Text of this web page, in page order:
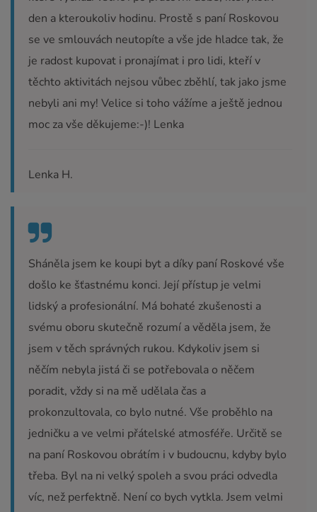
den a kteroukoliv hodinu. Prostě s paní Roskovou
se ve smlouvách neutopíte a vše jde hladce tak, že
je radost kupovat i pronajímat i pro lidi, kteří v
těchto aktivitách nejsou vůbec zběhlí, tak jako jsme
nebyli ani my! Velice si toho vážíme a ještě jednou
moc za vše děkujeme:-)! Lenka
Lenka H.
Sháněla jsem ke koupi byt a díky paní Roskové vše
došlo ke šťastnému konci. Její přístup je velmi
lidský a profesionální. Má bohaté zkušenosti a
svému oboru skutečně rozumí a věděla jsem, že
jsem v těch správných rukou. Kdykoliv jsem si
něčím nebyla jistá či se potřebovala o něčem
poradit, vždy si na mě udělala čas a
prokonzultovala, co bylo nutné. Vše proběhlo na
jedničku a ve velmi přátelské atmosféře. Určitě se
na paní Roskovou obrátím i v budoucnu, kdyby bylo
třeba. Byl na ni velký spoleh a svou práci odvedla
víc, než perfektně. Není co bych vytkla. Jsem velmi